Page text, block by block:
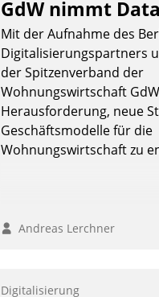
Wohnungsbau- und
hat sich dabei für den
über die SAP Cloud
- als erstes Unternehmen
Wohnungsmarkt.
Andreas Lerchner
GdW nimmt
Mit der Aufnahme des
Digitalisierungspartners
der Spitzenverband der
Wohnungswirtschaft
Herausforderung, neue
Geschäftsmodelle für die
Wohnungswirtschaft zu
Andreas Lerchner
Digitalisierung